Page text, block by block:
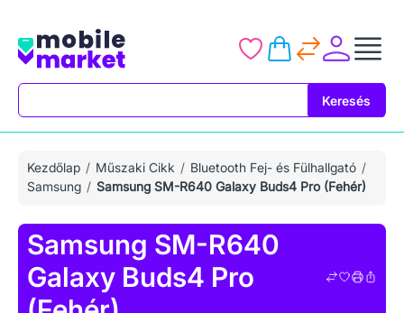
Keresés
Kezdőlap Műszaki Cikk
Bluetooth Fej- és Fülhallgató
Samsung
Samsung SM-R640 Galaxy Buds4 Pro (Fehér)
Samsung SM-R640
Galaxy Buds4 Pro